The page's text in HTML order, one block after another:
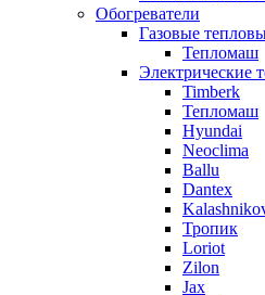
Обогреватели
Газовые
Тепломаш
Электрические
Timberk
Тепломаш
Hyundai
Neoclima
Ballu
Dantex
Тропик
Loriot
Zilon
Jax